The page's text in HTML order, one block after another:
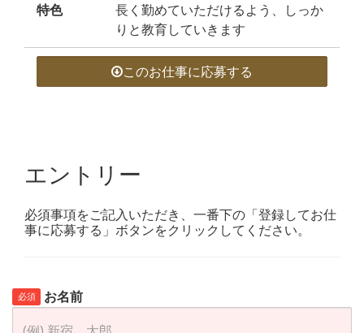
特色
長く勤めていただけるよう、しっか
りと教育していきます
このお仕事に応募する
エントリー
必須事項をご記入いただき、一番下の「登録してお仕
事に応募する」ボタンをクリックしてください。
必須 お名前